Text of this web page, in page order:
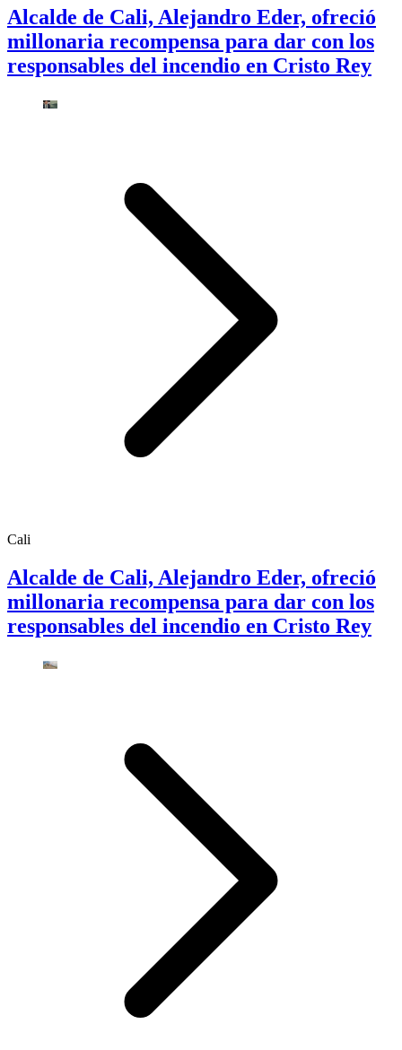
Alcalde de Cali, Alejandro Eder, ofreció
millonaria recompensa para dar con los
responsables del incendio en Cristo Rey
Cali
Alcalde de Cali, Alejandro Eder, ofreció
millonaria recompensa para dar con los
responsables del incendio en Cristo Rey